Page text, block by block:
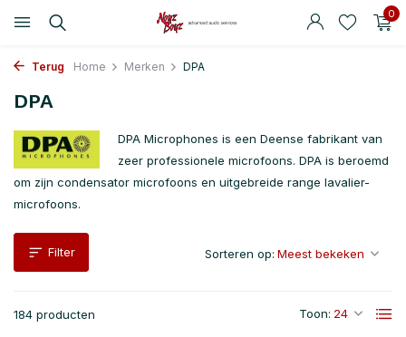
0
Terug Home Merken DPA
DPA
DPA Microphones is een Deense fabrikant van
zeer professionele microfoons. DPA is beroemd
om zijn condensator microfoons en uitgebreide range lavalier-
microfoons.
Filter
184 producten Toon:
Sorteren op: